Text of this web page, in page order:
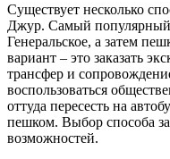
Существует несколько
Джур. Самый популярный
Генеральское, а затем
вариант – это заказать
трансфер и
воспользоваться
оттуда пересесть на
пешком. Выбор способа
возможностей.